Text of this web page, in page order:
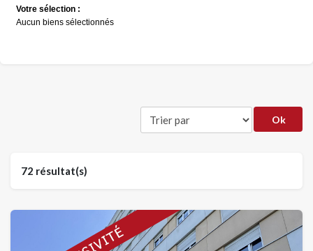
72 résultat(s)